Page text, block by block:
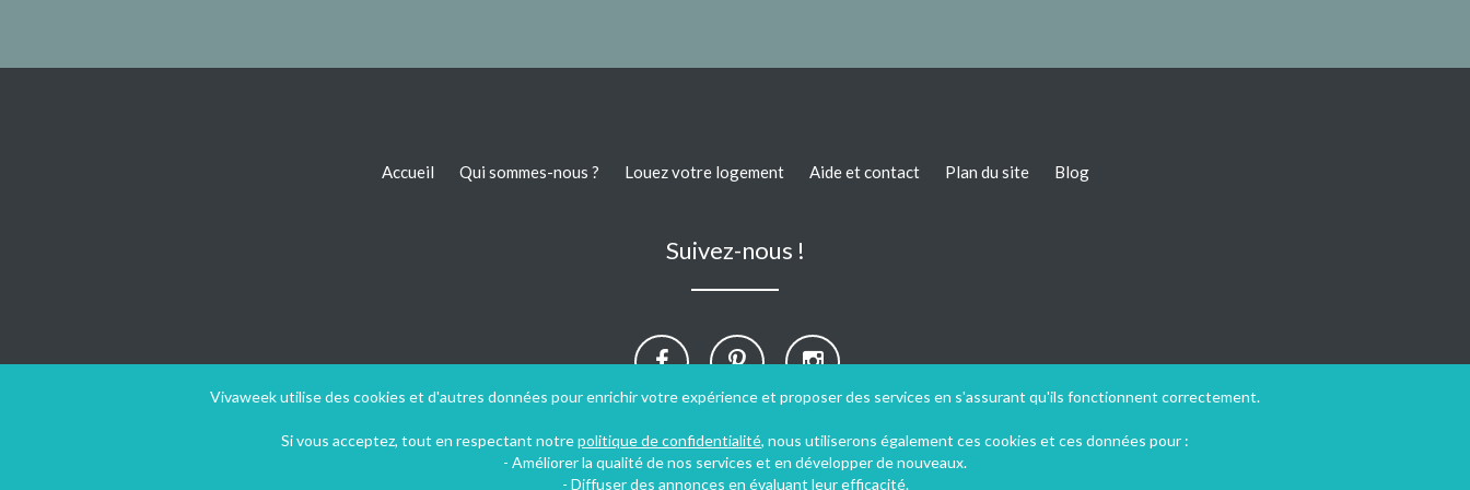
Vivaweek utilise des cookies et d'autres données pour enrichir votre expérience et proposer des services en s'assurant qu'ils fonctionnent correctement.
Si vous acceptez, tout en respectant notrepolitique de confidentialité, nous utiliserons également ces cookies et ces données pour :
- Améliorer la qualité de nos services et en développer de nouveaux.
- Diffuser des annonces en évaluant leur efficacité.
Accueil Qui sommes-nous ? Louez votre logement Aide et contact Plan du site Blog
Suivez-nous !